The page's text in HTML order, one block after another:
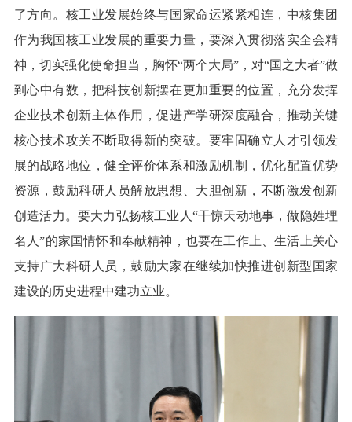
了方向。核工业发展始终与国家命运紧紧相连，中核集团
作为我国核工业发展的重要力量，要深入贯彻落实全会精
神，切实强化使命担当，胸怀“两个大局”，对“国之大者”做
到心中有数，把科技创新摆在更加重要的位置，充分发挥
企业技术创新主体作用，促进产学研深度融合，推动关键
核心技术攻关不断取得新的突破。要牢固确立人才引领发
展的战略地位，健全评价体系和激励机制，优化配置优势
资源，鼓励科研人员解放思想、大胆创新，不断激发创新
创造活力。要大力弘扬核工业人“干惊天动地事，做隐姓埋
名人”的家国情怀和奉献精神，也要在工作上、生活上关心
支持广大科研人员，鼓励大家在继续加快推进创新型国家
建设的历史进程中建功立业。